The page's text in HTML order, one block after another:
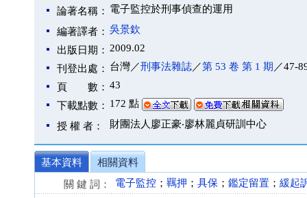
論著名稱： 電子監控於刑事偵查的運用
編著譯者： 吳景欽
出版日期： 2009.02
刊登出處： 台灣／刑事法雜誌／第 53 卷 第 1 期 ／47-
頁 數： 43
下載點數： 172 點
授 權 者： 財團法人廖正豪‧廖林麗貞研訓中心
基本資料
相關資料
關 鍵 詞：
電子監控 ； 羈押 ； 具保 ； 鑑定留置 ； 緩起